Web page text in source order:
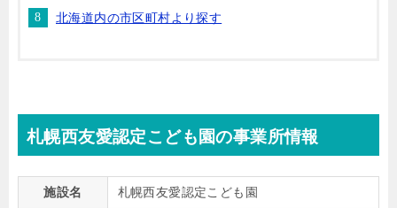
北海道内の市区町村より探す
札幌西友愛認定こども園の事業所情報
施設名 札幌西友愛認定こども園